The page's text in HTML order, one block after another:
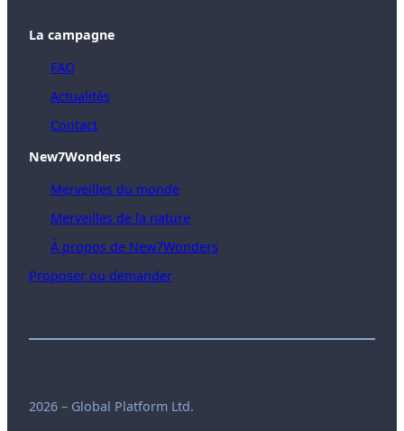
La campagne
FAQ
Actualités
Contact
New7Wonders
Merveilles du monde
Merveilles de la nature
À propos de New7Wonders
Proposer ou demander
2026 – Global Platform Ltd.